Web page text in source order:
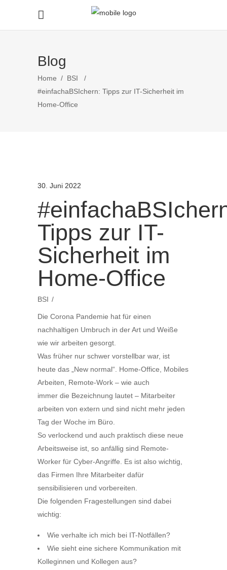
Blog
Home / BSI
/
#einfachaBSIchern: Tipps zur IT-Sicherheit im
Home-Office
30. Juni 2022
Tipps zur IT-
Sicherheit im
Home-Office
BSI
Die Corona Pandemie hat für einen
nachhaltigen Umbruch in der Art und Weiße
wie wir arbeiten gesorgt.
Was früher nur schwer vorstellbar war, ist
heute das „New normal“. Home-Office, Mobiles
Arbeiten, Remote-Work – wie auch
immer die Bezeichnung lautet – Mitarbeiter
arbeiten von extern und sind nicht mehr jeden
Tag der Woche im Büro.
So verlockend und auch praktisch diese neue
Arbeitsweise ist, so anfällig sind Remote-
Worker für Cyber-Angriffe. Es ist also wichtig,
das Firmen Ihre Mitarbeiter dafür
sensibilisieren und vorbereiten.
Die folgenden Fragestellungen sind dabei
wichtig:
Wie verhalte ich mich bei IT-Notfällen?
Wie sieht eine sichere Kommunikation mit
Kolleginnen und Kollegen aus?